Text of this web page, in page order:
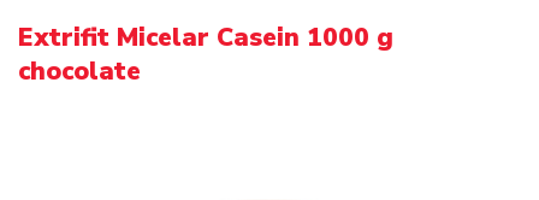
Extrifit Micelar Casein 1000 g
chocolate